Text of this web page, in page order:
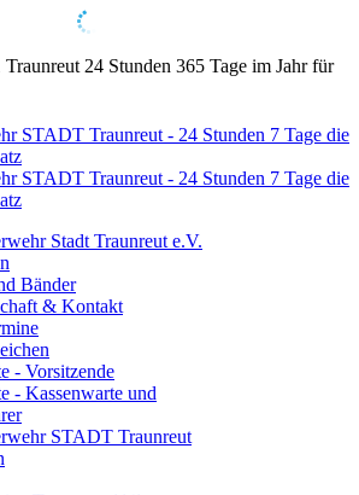
Traunreut 24 Stunden 365 Tage im Jahr für
Stadt Traunreut e.V.
Bänder
& Kontakt
- Vorsitzende
- Kassenwarte und
STADT Traunreut